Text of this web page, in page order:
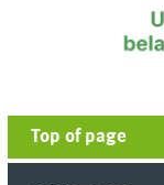
Top of page